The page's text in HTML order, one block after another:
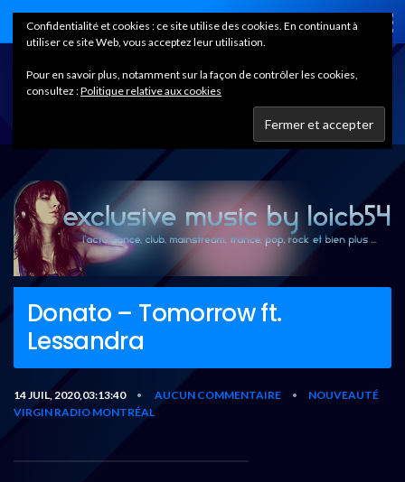
Home
Donato – Tomorrow ft.
Lessandra
14 JUIL, 2020,03:13:40 • AUCUN COMMENTAIRE •
NOUVEAUTÉ
VIRGIN RADIO MONTRÉAL
Confidentialité et cookies : ce site utilise des cookies. En continuant à
utiliser ce site Web, vous acceptez leur utilisation.
Pour en savoir plus, notamment sur la façon de contrôler les cookies,
consultez :Politique relative aux cookies